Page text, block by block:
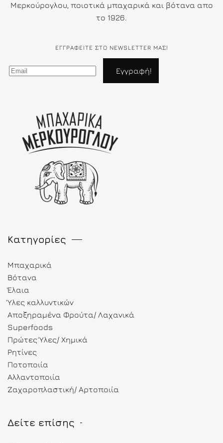
Μερκούρογλου, ποιοτικά μπαχαρικά και βότανα απο
το 1926.
ΕΓΓΡΑΦΕΊΤΕ ΣΤΟ NEWSLETTER ΜΑΣ!
Κατηγορίες
Μπαχαρικά
Βότανα
Έλαια
Ύλες καλλυντικών
Αποξηραμένα Φρούτα/ Λαχανικά
Superfoods
Πρώτες Ύλες/ Χημικά
Ρητίνες
Ποτοποιία
Αλλαντοποιία
Ζαχαροπλαστική/ Αρτοποιία
Δείτε επίσης